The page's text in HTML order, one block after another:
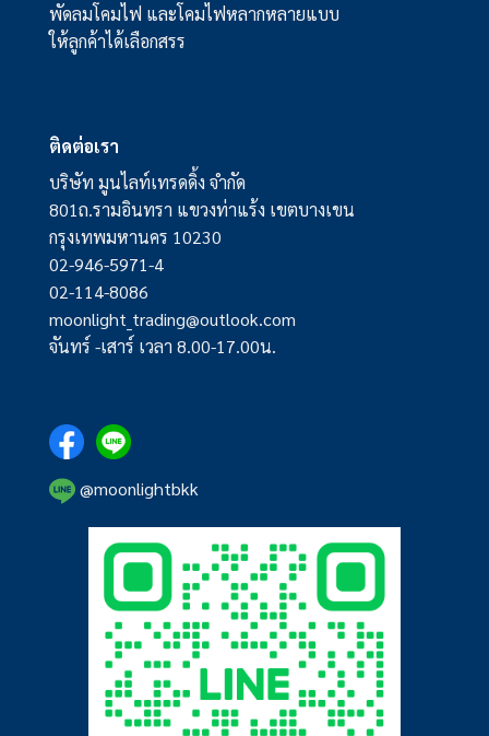
พัดลมโคมไฟ และโคมไฟหลากหลายแบบ
ให้ลูกค้าได้เลือกสรร
ติดต่อเรา
บริษัท มูนไลท์เทรดดิ้ง จำกัด
801ถ.รามอินทรา แขวงท่าแร้ง เขตบางเขน
กรุงเทพมหานคร 10230
02-946-5971-4
02-114-8086
moonlight_trading@outlook.com
จันทร์ -เสาร์ เวลา 8.00-17.00น.
@moonlightbkk